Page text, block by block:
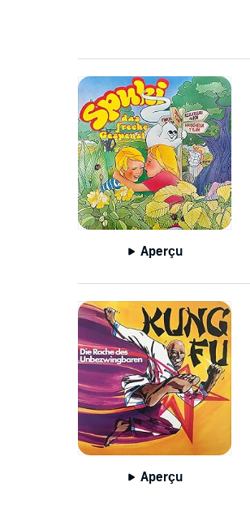
Aperçu
Aperçu